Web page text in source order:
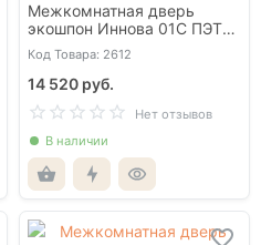
Межкомнатная дверь
экошпон Иннова 01С ПЭТ
шелк индиго глухая
Код Товара: 2612
14 520 руб.
Нет отзывов
В наличии